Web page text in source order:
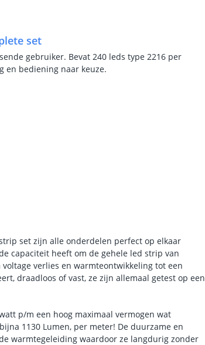
set
gebruiker. Bevat 240 leds type 2216 per
en bediening naar keuze.
set zijn alle onderdelen perfect op elkaar
capaciteit heeft om de gehele led strip van
verlies en warmteontwikkeling tot een
draadloos of vast, ze zijn allemaal getest op een
p/m een hoog maximaal vermogen wat
1130 Lumen, per meter! De duurzame en
warmtegeleiding waardoor ze langdurig zonder